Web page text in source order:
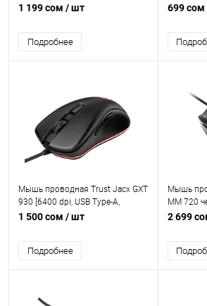
светодиодный, USB Type-A,
1 199 сом / шт
Подробнее
699 сом
Мышь проводная Trust Jacx GXT
930 [6400 dpi, USB Type-A,
кнопки - 6]
1 500 сом / шт
Подробнее
Мышь
MM 720
2 699